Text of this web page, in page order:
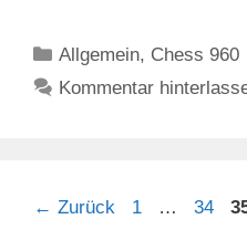
Kategorien
Allgemein, Chess 960
Kommentar
← Zurück Seite
1 … Seite
34